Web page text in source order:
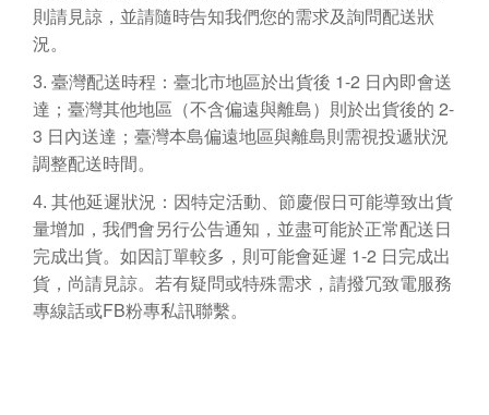
則請見諒，並請隨時告知我們您的需求及詢問配送狀
況。
3. 臺灣配送時程：臺北市地區於出貨後 1-2 日內即會送
達；臺灣其他地區（不含偏遠與離島）則於出貨後的 2-
3 日內送達；臺灣本島偏遠地區與離島則需視投遞狀況
調整配送時間。
4. 其他延遲狀況：因特定活動、節慶假日可能導致出貨
量增加，我們會另行公告通知，並盡可能於正常配送日
完成出貨。如因訂單較多，則可能會延遲 1-2 日完成出
貨，尚請見諒。若有疑問或特殊需求，請撥冗致電服務
專線話或FB粉專私訊聯繫。